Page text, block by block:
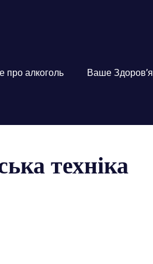
про алкоголь Ваше Здоров’я
техніка